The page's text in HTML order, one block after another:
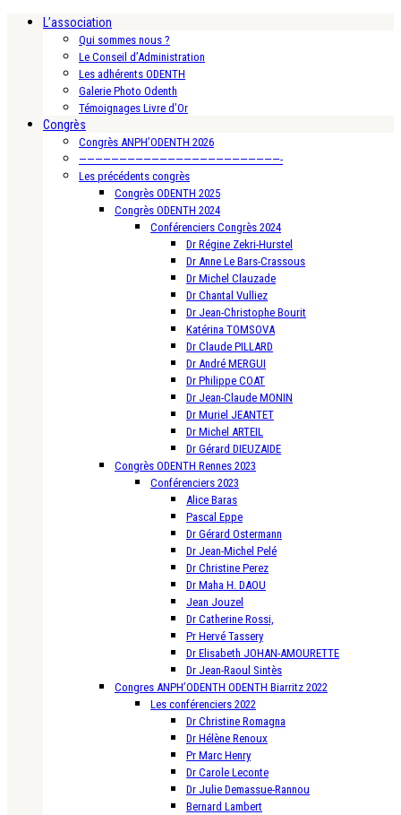
L’association
Qui sommes nous ?
Le Conseil d’Administration
Les adhérents ODENTH
Galerie Photo Odenth
Témoignages Livre d’Or
Congrès
Congrès ANPH’ODENTH 2026
—————————————————————————-
Les précédents congrès
Congrès ODENTH 2025
Congrès ODENTH 2024
Conférenciers Congrès 2024
Dr Régine Zekri-Hurstel
Dr Anne Le Bars-Crassous
Dr Michel Clauzade
Dr Chantal Vulliez
Dr Jean-Christophe Bourit
Katérina TOMSOVA
Dr Claude PILLARD
Dr André MERGUI
Dr Philippe COAT
Dr Jean-Claude MONIN
Dr Muriel JEANTET
Dr Michel ARTEIL
Dr Gérard DIEUZAIDE
Congrès ODENTH Rennes 2023
Conférenciers 2023
Alice Baras
Pascal Eppe
Dr Gérard Ostermann
Dr Jean-Michel Pelé
Dr Christine Perez
Dr Maha H. DAOU
Jean Jouzel
Dr Catherine Rossi,
Pr Hervé Tassery
Dr Elisabeth JOHAN-AMOURETTE
Dr Jean-Raoul Sintès
Congres ANPH’ODENTH ODENTH Biarritz 2022
Les conférenciers 2022
Dr Christine Romagna
Dr Hélène Renoux
Pr Marc Henry
Dr Carole Leconte
Dr Julie Demassue-Rannou
Bernard Lambert